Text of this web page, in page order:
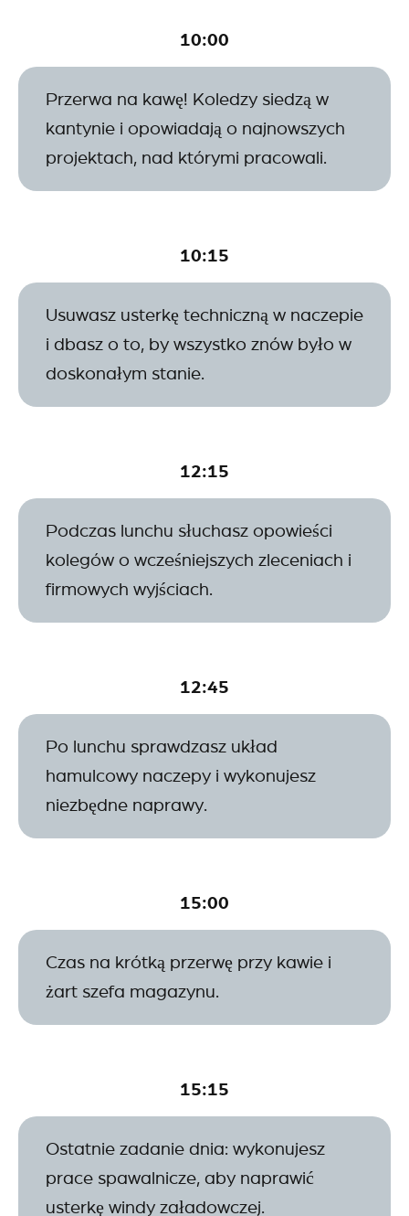
10:00
Przerwa na kawę! Koledzy siedzą w
kantynie i opowiadają o najnowszych
projektach, nad którymi pracowali.
10:15
Usuwasz usterkę techniczną w naczepie
i dbasz o to, by wszystko znów było w
doskonałym stanie.
12:15
Podczas lunchu słuchasz opowieści
kolegów o wcześniejszych zleceniach i
firmowych wyjściach.
12:45
Po lunchu sprawdzasz układ
hamulcowy naczepy i wykonujesz
niezbędne naprawy.
15:00
Czas na krótką przerwę przy kawie i
żart szefa magazynu.
15:15
Ostatnie zadanie dnia: wykonujesz
prace spawalnicze, aby naprawić
usterkę windy załadowczej.